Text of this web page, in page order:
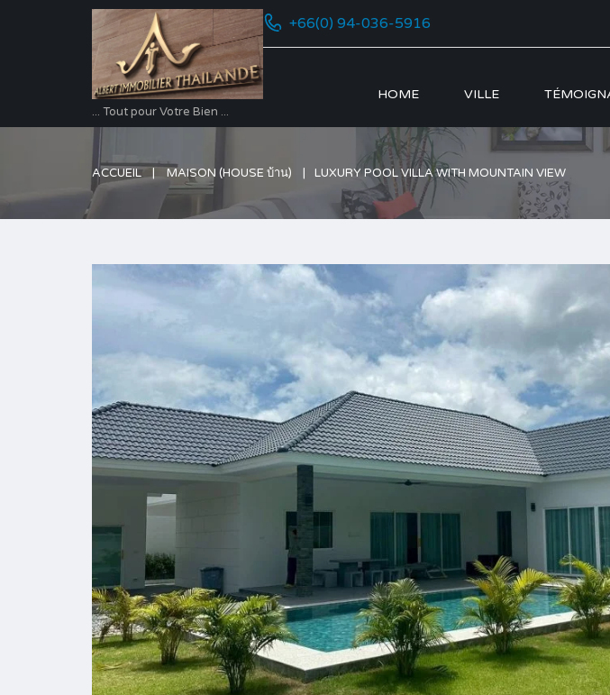
... Tout pour Votre Bien ...
+66(0) 94-036-5916
HOME VILLE
ACCUEIL MAISON (HOUSE บ้าน) LUXURY POOL VILLA WITH MOUNTAIN VIEW